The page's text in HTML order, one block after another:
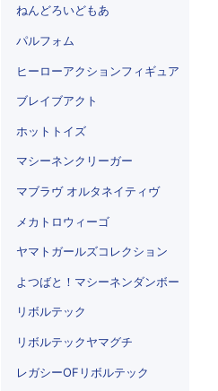
ねんどろいどもあ
パルフォム
ヒーローアクションフィギュア
ブレイブアクト
ホットトイズ
マシーネンクリーガー
マブラヴ オルタネイティヴ
メカトロウィーゴ
ヤマトガールズコレクション
よつばと！マシーネンダンボー
リボルテック
リボルテックヤマグチ
レガシーOFリボルテック